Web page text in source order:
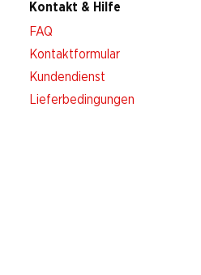
Kontakt & Hilfe
FAQ
Kontaktformular
Kundendienst
Lieferbedingungen